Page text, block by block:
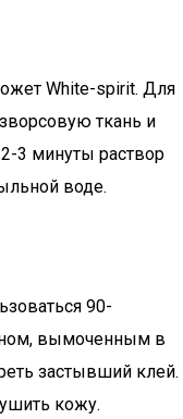
White-spirit. Для
ткань и
3 минуты раствор
воде.
90-
вымоченным в
застывший клей.
кожу.